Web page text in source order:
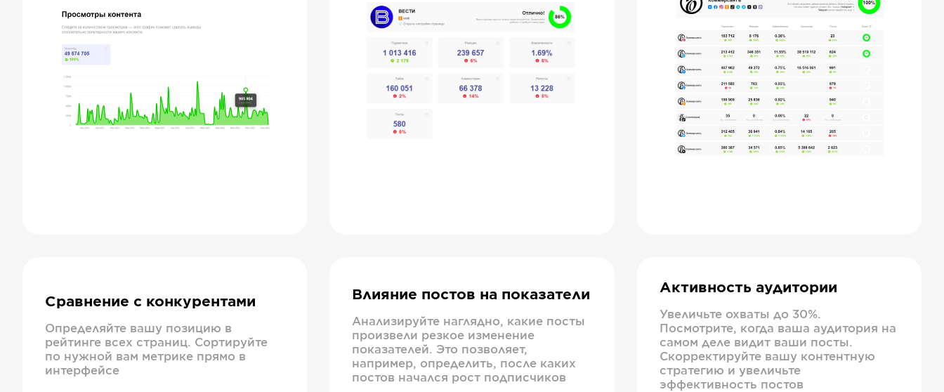
Сравнение с конкурентами
Определяйте вашу позицию в
рейтинге всех страниц. Сортируйте
по нужной вам метрике прямо в
интерфейсе
Влияние постов на показатели
Анализируйте наглядно, какие посты
произвели резкое изменение
показателей. Это позволяет,
например, определить, после каких
постов начался рост подписчиков
Активность аудитории
Увеличьте охваты до 30%.
Посмотрите, когда ваша аудитория на
самом деле видит ваши посты.
Скорректируйте вашу контентную
стратегию и увеличьте
эффективность постов